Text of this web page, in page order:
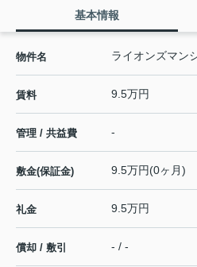
基本情報
物件名 ライオンズマン
賃料 9.5万円
管理 / 共益費 -
敷金(保証金) 9.5万円(0ヶ月)
礼金 9.5万円
償却 / 敷引 - / -